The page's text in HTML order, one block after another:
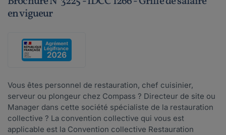
en vigueur
Vous êtes personnel de restauration, chef cuisinier,
serveur ou plongeur chez Compass ? Directeur de site ou
Manager dans cette société spécialiste de la restauration
collective ? La convention collective qui vous est
applicable est la Convention collective Restauration